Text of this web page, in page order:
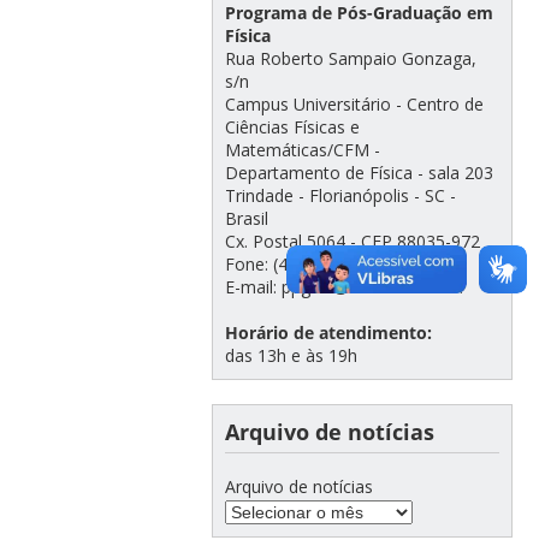
Programa de Pós-Graduação em
Física
Rua Roberto Sampaio Gonzaga,
s/n
Campus Universitário - Centro de
Ciências Físicas e
Matemáticas/CFM -
Departamento de Física - sala 203
Trindade - Florianópolis - SC -
Brasil
Cx. Postal 5064 - CEP 88035-972
Fone: (48) 3721-2308
E-mail: ppgfsc@contato.ufsc.br
Horário de atendimento:
das 13h e às 19h
Arquivo de notícias
Arquivo de notícias